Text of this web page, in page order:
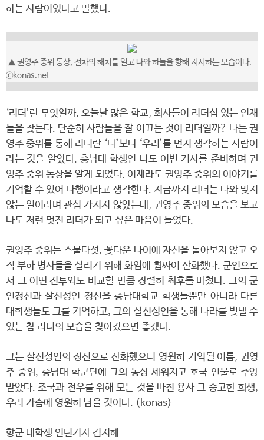
하는 사람이었다고 말했다.
▲ 권영주 중위 동상, 전차의 해치를 열고 나와 하늘을 향해 지시하는 모습이다.
ⓒkonas.net
‘리더’란 무엇일까. 오늘날 많은 학교, 회사들이 리더십 있는 인재
들을 찾는다. 단순히 사람들을 잘 이끄는 것이 리더일까? 나는 권
영주 중위를 통해 리더란 ‘나’보다 ‘우리’를 먼저 생각하는 사람이
라는 것을 알았다. 충남대 학생인 나도 이번 기사를 준비하며 권
영주 중위 동상을 알게 되었다. 이제라도 권영주 중위의 이야기를
기억할 수 있어 다행이라고 생각한다. 지금까지 리더는 나와 맞지
않는 일이라며 관심 가지지 않았는데, 권영주 중위의 모습을 보고
나도 저런 멋진 리더가 되고 싶은 마음이 들었다.
권영주 중위는 스물다섯, 꽃다운 나이에 자신을 돌아보지 않고 오
직 부하 병사들을 살리기 위해 화염에 휩싸여 산화했다. 군인으로
서 그 어떤 전투와도 비교할 만큼 장렬히 최후를 마쳤다. 그의 군
인정신과 살신성인 정신을 충남대학교 학생들뿐만 아니라 다른
대학생들도 그를 기억하고, 그의 살신성인을 통해 나라를 빛낼 수
있는 참 리더의 모습을 찾아갔으면 좋겠다.
그는 살신성인의 정신으로 산화했으니 영원히 기억될 이름, 권영
주 중위, 충남대 학군단에 그의 동상 세워지고 호국 인물로 추앙
받았다. 조국과 전우를 위해 모든 것을 바친 용사 그 숭고한 희생,
우리 가슴에 영원히 남을 것이다. (konas)
향군 대학생 인턴기자 김지혜